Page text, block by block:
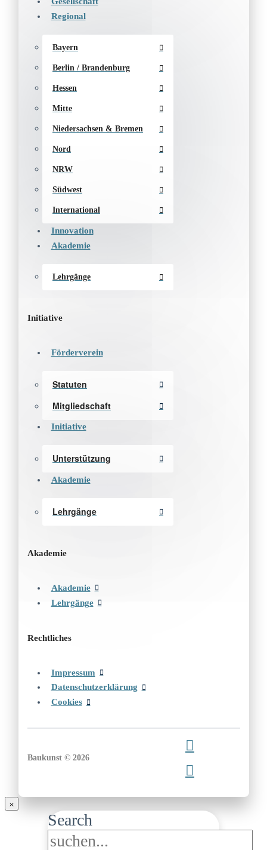
Regional
Bayern
Berlin / Brandenburg
Hessen
Mitte
Niedersachsen & Bremen
Nord
NRW
Südwest
International
Innovation
Akademie
Lehrgänge
Initiative
Förderverein
Statuten
Mitgliedschaft
Initiative
Unterstützung
Akademie
Lehrgänge
Akademie
Akademie
Lehrgänge
Rechtliches
Impressum
Datenschutzerklärung
Cookies
Baukunst © 2026
Search